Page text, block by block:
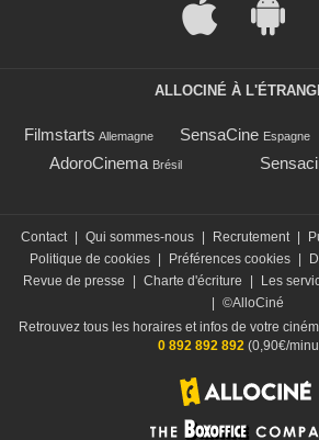
ALLOCINÉ À
Filmstarts Allemagne SensaCine Espagne
AdoroCinema Brésil
Contact Qui sommes-nous Recrutement
Politique de cookies
Préférences cookies
Revue de presse
Charte d'écriture Les
©AlloCiné
Retrouvez tous les horaires et infos de votre
0 892 892 892(0,90€/